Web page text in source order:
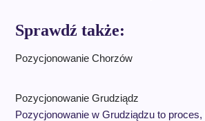
Sprawdź także:
Pozycjonowanie Chorzów
Pozycjonowanie Grudziądz
Pozycjonowanie w Grudziądzu to